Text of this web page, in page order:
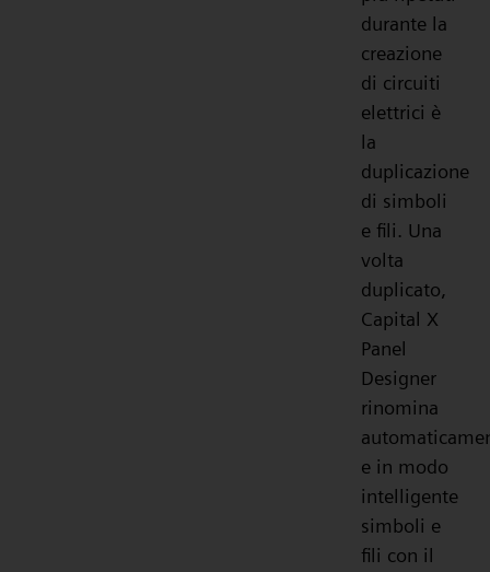
durante la
creazione
di circuiti
elettrici è
la
duplicazione
di simboli
e fili. Una
volta
duplicato,
Capital X
Panel
Designer
rinomina
e in modo
intelligente
simboli e
fili con il